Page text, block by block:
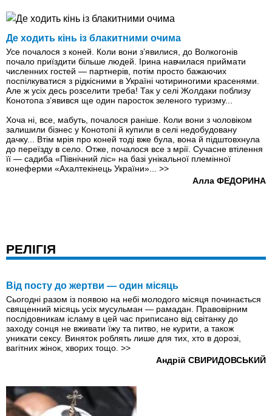
Де ходить кінь iз блакитними очима
Усе почалося з коней. Коли вони з’явилися, до Волкогонів
почало приїздити більше людей. Ірина навчилася приймати
численних гостей — партнерів, потім просто бажаючих
поспілкуватися з рідкісними в Україні чотириногими красенями.
Але ж усіх десь розселити треба! Так у селі Жолдаки поблизу
Конотопа з’явився ще один паросток зеленого туризму...
Хоча ні, все, мабуть, почалося раніше. Коли вони з чоловіком
залишили бізнес у Конотопі й купили в селі недобудовану
дачку... Втім мрія про коней тоді вже була, вона й підштовхнула
до переїзду в село. Отже, почалося все з мрії. Сучасне втілення
її — садиба «Північний ліс» на базі унікальної племінної
конеферми «Ахалтекінець України»...>>
Сьогодні разом із появою на небі молодого місяця починається
священний місяць усіх мусульман — рамадан. Правовірним
послідовникам ісламу в цей час приписано від світанку до
заходу сонця не вживати їжу та питво, не курити, а також
уникати сексу. Виняток роблять лише для тих, хто в дорозі,
вагітних жінок, хворих тощо. >>
Андрій СВИРИДОВСЬКИЙ